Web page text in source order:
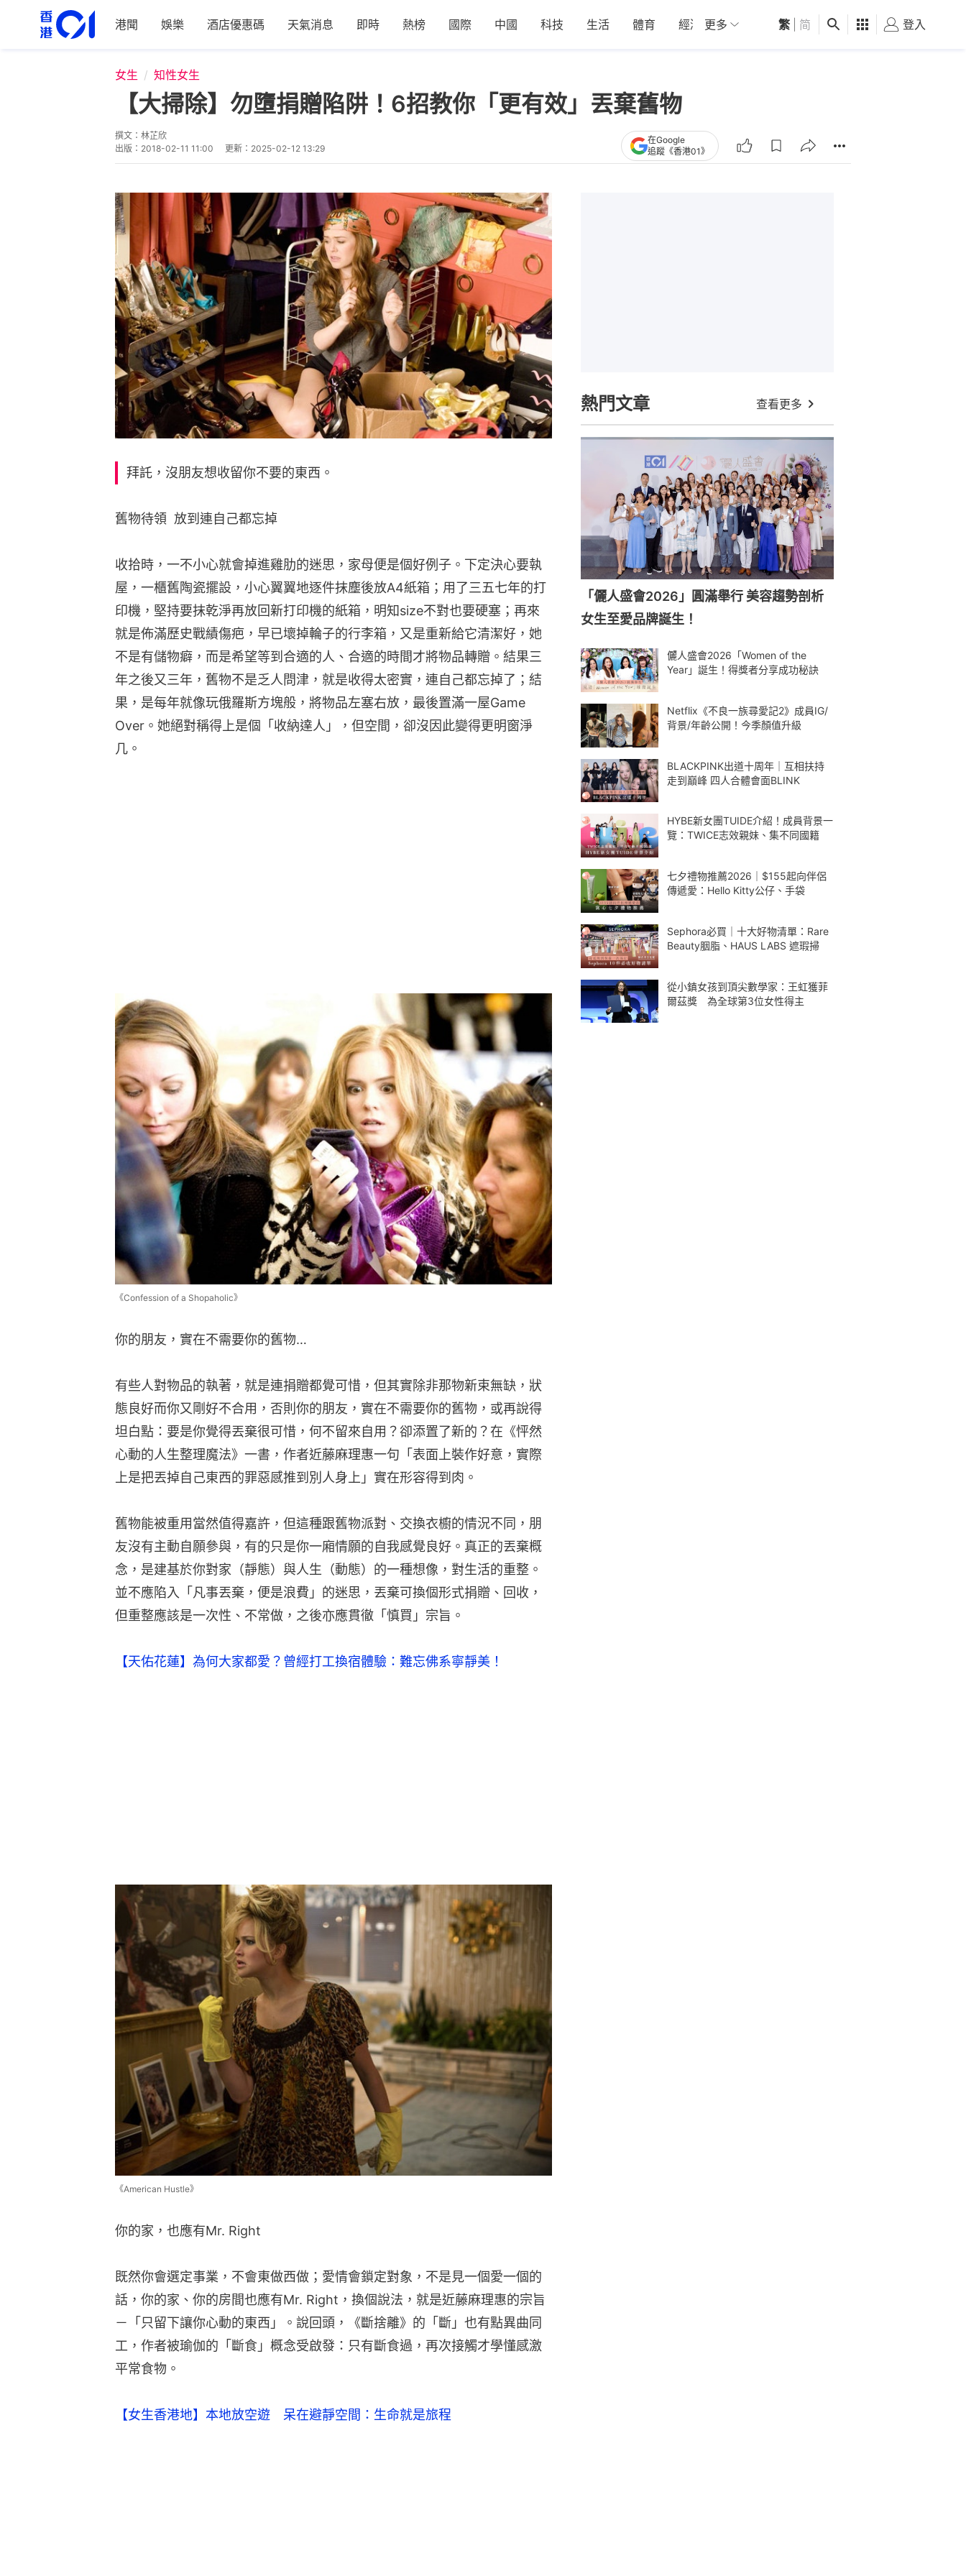
港聞 娛樂 酒店優惠碼 天氣消息 即時 熱榜 國際 中國 科技 生活 體育 經濟 01深圳 觀點 健康 好食玩飛
更多 繁 简 登入
女生 知性女生
【大掃除】勿墮捐贈陷阱！6招教你「更有效」丟棄舊物
撰文： 林芷欣
出版： 2018-02-11 11:00 更新： 2025-02-12 13:29
在Google
追蹤《香港01》
拜託，沒朋友想收留你不要的東西。
舊物待領  放到連自己都忘掉
收拾時，一不小心就會掉進雞肋的迷思，家母便是個好例子。下定決心要執
屋，一櫃舊陶瓷擺設，小心翼翼地逐件抹塵後放A4紙箱；用了三五七年的打
印機，堅持要抹乾淨再放回新打印機的紙箱，明知size不對也要硬塞；再來
就是佈滿歷史戰績傷疤，早已壞掉輪子的行李箱，又是重新給它清潔好，她
不是有儲物癖，而是希望等到合適的人、合適的時間才將物品轉贈。結果三
年之後又三年，舊物不是乏人問津，就是收得太密實，連自己都忘掉了；結
果，是每年就像玩俄羅斯方塊般，將物品左塞右放，最後置滿一屋Game
Over。她絕對稱得上是個「收納達人」，但空間，卻沒因此變得更明窗淨
几。
《Confession of a Shopaholic》
你的朋友，實在不需要你的舊物…
有些人對物品的執著，就是連捐贈都覺可惜，但其實除非那物新束無缺，狀
態良好而你又剛好不合用，否則你的朋友，實在不需要你的舊物，或再說得
坦白點：要是你覺得丟棄很可惜，何不留來自用？卻添置了新的？在《怦然
心動的人生整理魔法》一書，作者近藤麻理惠一句「表面上裝作好意，實際
上是把丟掉自己東西的罪惡感推到別人身上」實在形容得到肉。
舊物能被重用當然值得嘉許，但這種跟舊物派對、交換衣櫥的情況不同，朋
友沒有主動自願參與，有的只是你一廂情願的自我感覺良好。真正的丟棄概
念，是建基於你對家（靜態）與人生（動態）的一種想像，對生活的重整。
並不應陷入「凡事丟棄，便是浪費」的迷思，丟棄可換個形式捐贈、回收，
但重整應該是一次性、不常做，之後亦應貫徹「慎買」宗旨。
【天佑花蓮】為何大家都愛？曾經打工換宿體驗：難忘佛系寧靜美！
《American Hustle》
你的家，也應有Mr. Right
既然你會選定事業，不會東做西做；愛情會鎖定對象，不是見一個愛一個的
話，你的家、你的房間也應有Mr. Right，換個說法，就是近藤麻理惠的宗旨
－「只留下讓你心動的東西」。說回頭，《斷捨離》的「斷」也有點異曲同
工，作者被瑜伽的「斷食」概念受啟發：只有斷食過，再次接觸才學懂感激
平常食物。
【女生香港地】本地放空遊　呆在避靜空間：生命就是旅程
熱門文章 查看更多
「儷人盛會2026」圓滿舉行 美容趨勢剖析
女生至愛品牌誕生！
儷人盛會2026「Women of the
Year」誕生！得獎者分享成功秘訣
Netflix《不良一族尋愛記2》成員IG/
背景/年齡公開！今季顏值升級
BLACKPINK出道十周年｜互相扶持
走到巔峰 四人合體會面BLINK
HYBE新女團TUIDE介紹！成員背景一
覽：TWICE志效親妹、集不同國籍
七夕禮物推薦2026｜$155起向伴侶
傳遞愛：Hello Kitty公仔、手袋
Sephora必買｜十大好物清單：Rare
Beauty胭脂、HAUS LABS 遮瑕掃
從小鎮女孩到頂尖數學家：王虹獲菲
爾茲獎 為全球第3位女性得主